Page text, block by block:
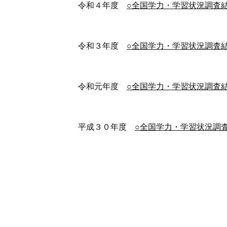
令和４年度 ○全国学力・学習状況調査
令和３年度 ○全国学力・学習状況調査
令和元年度 ○全国学力・学習状況調査
平成３０年度 ○全国学力・学習状況調